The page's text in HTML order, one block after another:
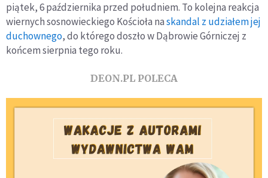
piątek, 6 października przed południem. To kolejna reakcja
wiernych sosnowieckiego Kościoła naskandal z udziałem jej
duchownego, do którego doszło w Dąbrowie Górniczej z
końcem sierpnia tego roku.
DEON.PL POLECA